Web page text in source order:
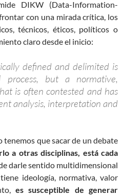
DIKW (Data-Information-
con una mirada crítica, los
técnicos, éticos, políticos o
claro desde el inicio:
defined and delimited is
but a normative,
is often contested and has
analysis, interpretation and
tenemos que sacar de un debate
a otras disciplinas, está cada
darle sentido multidimensional
ideología, normativa, valor
es susceptible de generar